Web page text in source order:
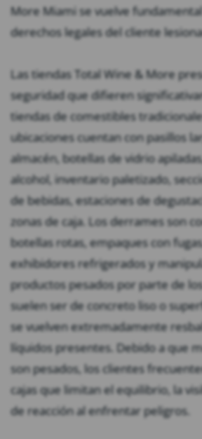
More Miami se vuelve
derechos legales del cliente
Las tiendas Total Wine & More
seguridad que difieren
tiendas de comestibles
ubicaciones cuentan con pasillos
almacén, botellas de vidrio
alcohol, inventario paletizado,
de bebidas, estaciones de
zonas de caja. Los derrames son
botellas rotas, empaques con
exhibidores refrigerados y
productos pesados por parte de
suelen ser de concreto liso o
se vuelven extremadamente
líquidos presentes. Debido a que
son pesados, los clientes
cajas que limitan el equilibrio, la
de reacción al enfrentar peligros.